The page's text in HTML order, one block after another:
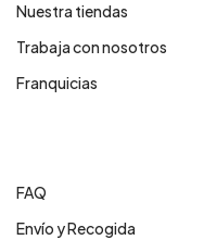
Nuestra tiendas
Trabaja con nosotros
Franquicias
FAQ
Envío y Recogida